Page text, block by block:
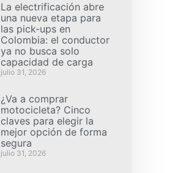
La electrificación abre
una nueva etapa para
las pick-ups en
Colombia: el conductor
ya no busca solo
capacidad de carga
julio 31, 2026
¿Va a comprar
motocicleta? Cinco
claves para elegir la
mejor opción de forma
segura
julio 31, 2026